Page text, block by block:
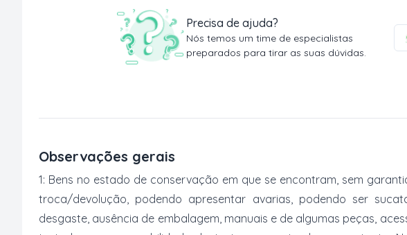
Precisa de ajuda?
Nós temos um time de especialistas
preparados para tirar as suas dúvidas.
Observações gerais
1: Bens no estado de conservação em que se encontram, sem
troca/devolução, podendo apresentar avarias, podendo ser
desgaste, ausência de embalagem, manuais e de algumas peças,